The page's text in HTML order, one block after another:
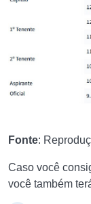
Fonte:
Caso você
você também